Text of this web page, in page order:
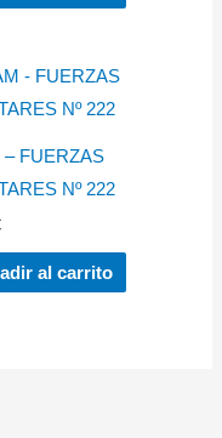
– FUERZAS
Nº 222
al carrito